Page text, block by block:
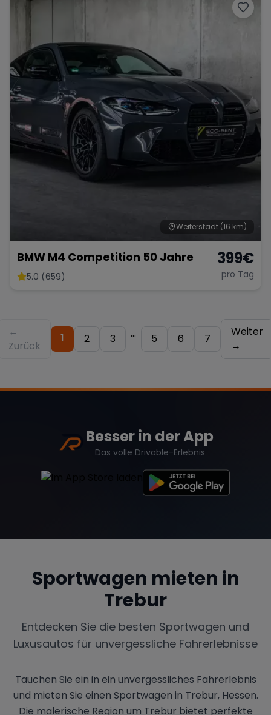
Weiterstadt (16 km)
BMW M4 Competition 50 Jahre
5.0 (659)
399€
pro Tag
←
Zurück
1 2 3 ... 5 6 7
Weiter
→
Besser in der App
Das volle Drivable-Erlebnis
Sportwagen mieten in
Trebur
Entdecken Sie die besten Sportwagen und
Luxusautos für unvergessliche Fahrerlebnisse
Tauchen Sie ein in ein unvergessliches Fahrerlebnis
und mieten Sie einen Sportwagen in Trebur, Hessen.
Die malerische Region um Trebur bietet perfekte